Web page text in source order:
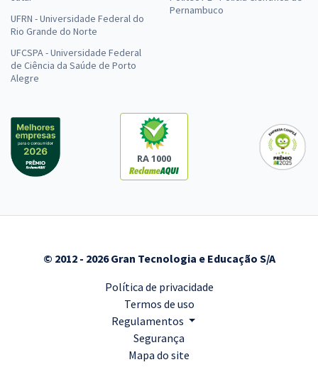
UFRN - Universidade Federal do
Rio Grande do Norte
UFCSPA - Universidade Federal
de Ciência da Saúde de Porto
Alegre
Pernambuco
RA 1000
© 2012 - 2026 Gran Tecnologia e Educação S/A
Política de privacidade
Termos de uso
Regulamentos
Segurança
Mapa do site